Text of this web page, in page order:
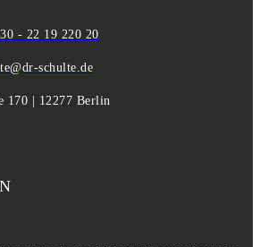
- 22 19 220 20
schulte.de
170 | 12277 Berlin